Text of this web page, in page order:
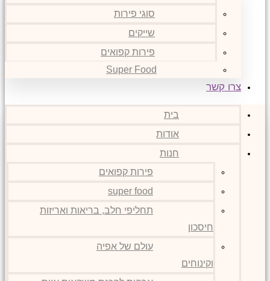
סוגי פירות
שייקים
פירות קפואים
Super Food
צרו קשר
בית
אודות
חנות
פירות קפואים
super food
תחליפי חלב, בריאות ואריזות
חיסכון
עולם של אפיה
וקינוחים